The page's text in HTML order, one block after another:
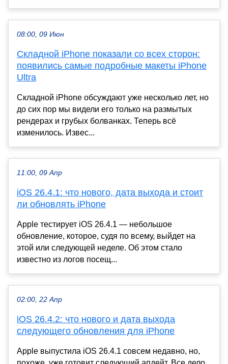
08:00, 09 Июн
Складной iPhone показали со всех сторон:
появились самые подробные макеты iPhone
Ultra
Складной iPhone обсуждают уже несколько лет, но
до сих пор мы видели его только на размытых
рендерах и грубых болванках. Теперь всё
изменилось. Извес...
11:00, 09 Апр
iOS 26.4.1: что нового, дата выхода и стоит
ли обновлять iPhone
Apple тестирует iOS 26.4.1 — небольшое
обновление, которое, судя по всему, выйдет на
этой или следующей неделе. Об этом стало
известно из логов посещ...
02:00, 22 Апр
iOS 26.4.2: что нового и дата выхода
следующего обновления для iPhone
Apple выпустила iOS 26.4.1 совсем недавно, но,